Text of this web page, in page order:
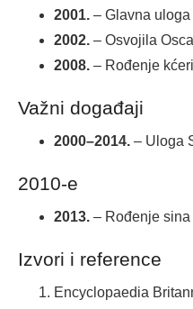
2001. – Glavna uloga
2002. – Osvojila
2008. – Rođenje
Važni događaji
2000–2014. – Uloga
2010-e
2013. – Rođenje sina
Izvori i reference
Encyclopaedia